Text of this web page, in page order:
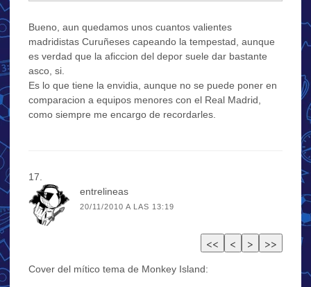
Bueno, aun quedamos unos cuantos valientes
madridistas Curuñeses capeando la tempestad, aunque
es verdad que la aficcion del depor suele dar bastante
asco, si.
Es lo que tiene la envidia, aunque no se puede poner en
comparacion a equipos menores con el Real Madrid,
como siempre me encargo de recordarles.
entrelineas
20/11/2010 A LAS 13:19
Cover del mítico tema de Monkey Island: